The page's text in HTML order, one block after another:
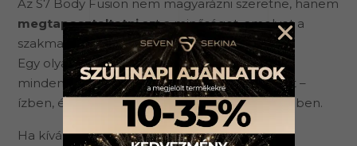
Az S7 Body Fusion nem magyarázni szeretne, hanem
megtapasztaltatniazt a minőséget, amelyet a
szakma is elismert.
Egy olyan alakformáló shake, amely a
mindennapokban mutatja meg valódi értékét –
ízben, élményben és következetes összetételben.
Ha kíváncsi vagy arra, milyen az, amikor a